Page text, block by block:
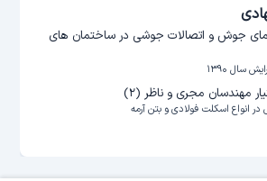
جوش و اتصالات جوشی در ساختمان های
سال ۱۳۹۰
مهندسان مجری و ناظر (۲)
در انواع اسکلت فولادی و بتن‌ آرمه